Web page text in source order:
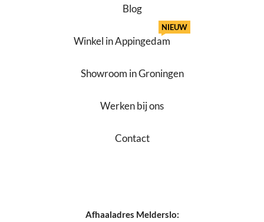
Blog
Winkel in Appingedam
NIEUW
Showroom in Groningen
Werken bij ons
Contact
Afhaaladres Melderslo: